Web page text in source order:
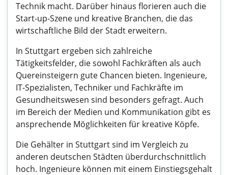
Technik macht. Darüber hinaus florieren auch die
Start-up-Szene und kreative Branchen, die das
wirtschaftliche Bild der Stadt erweitern.
In Stuttgart ergeben sich zahlreiche
Tätigkeitsfelder, die sowohl Fachkräften als auch
Quereinsteigern gute Chancen bieten. Ingenieure,
IT-Spezialisten, Techniker und Fachkräfte im
Gesundheitswesen sind besonders gefragt. Auch
im Bereich der Medien und Kommunikation gibt es
ansprechende Möglichkeiten für kreative Köpfe.
Die Gehälter in Stuttgart sind im Vergleich zu
anderen deutschen Städten überdurchschnittlich
hoch. Ingenieure können mit einem Einstiegsgehalt